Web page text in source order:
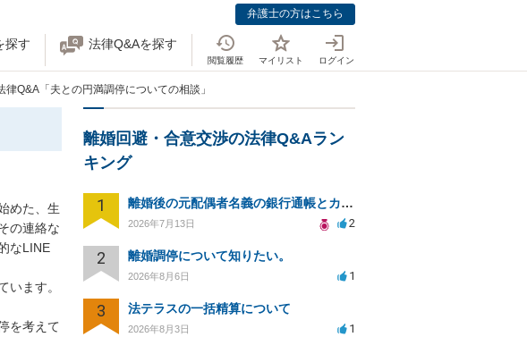
弁護士の方はこちら
探す 法律Q&Aを探す
閲覧履歴 マイリスト ログイン
律Q&A「夫との円満調停についての相談」
めた、生
の連絡な
なLINE
います。
を考えて
離婚回避・合意交渉の法律Q&Aラン
キング
1 離婚後の元配偶者名義の銀行通帳とカードの処分方法について
2026年7月13日 2
2 離婚調停について知りたい。
2026年8月6日 1
3 法テラスの一括精算について
2026年8月3日 1